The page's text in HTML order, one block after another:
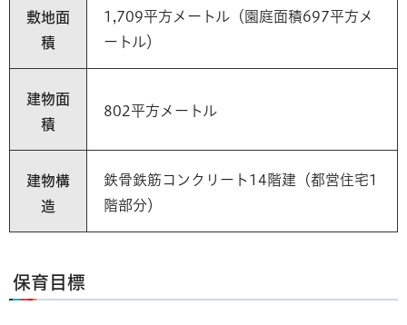
敷地面
積
1,709平方メートル（園庭面積697平方メ
ートル）
建物面
積
802平方メートル
建物構
造
鉄骨鉄筋コンクリート14階建（都営住宅1
階部分）
保育目標